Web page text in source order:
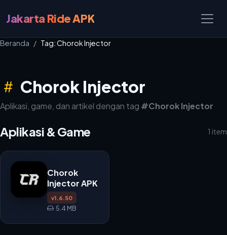
Jakarta Ride APK
Beranda Tag: Chorok Injector
Chorok Injector
Aplikasi, game, dan artikel dengan tag #Chorok Injector
Aplikasi & Game 1 item
Chorok
Injector APK
v1.6.50
5.4 MB